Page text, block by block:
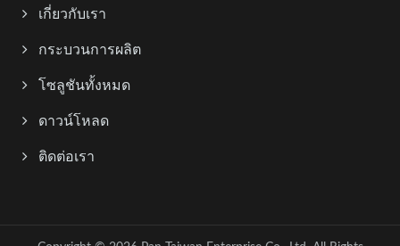
เกี่ยวกับเรา
กระบวนการผลิต
โซลูชันทั้งหมด
ดาวน์โหลด
ติดต่อเรา